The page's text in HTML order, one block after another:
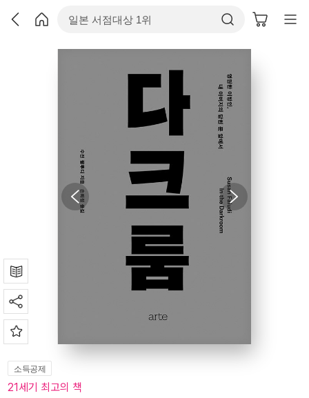
소득공제
21세기 최고의 책